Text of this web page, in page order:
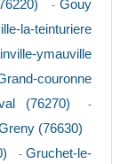
-Gouy
la-teinturiere
ymauville
couronne
(76270) -
(76630)
-Gruchet-le-